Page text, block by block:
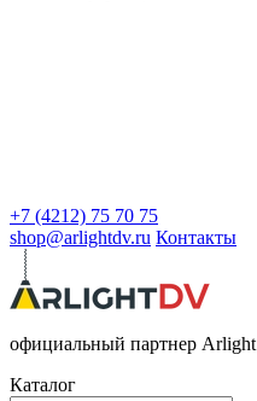
+7 (4212) 75 70 75
shop@arlightdv.ru Контакты
официальный партнер Arlight
Каталог